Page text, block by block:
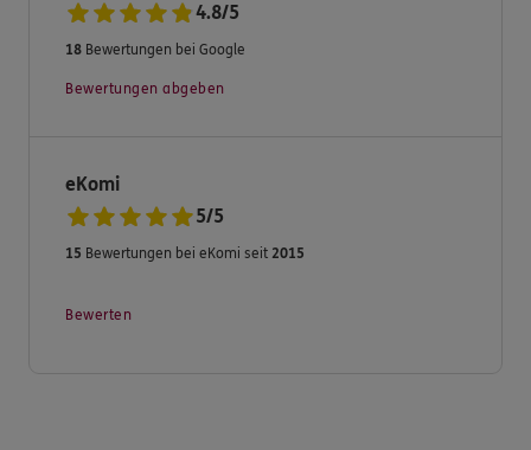
4.8/5
18 Bewertungen bei Google
Bewertungen abgeben
eKomi
5/5
15 Bewertungen bei eKomi seit 2015
Bewerten